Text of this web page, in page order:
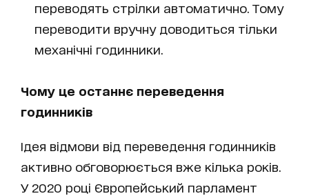
переводять стрілки автоматично. Тому
переводити вручну доводиться тільки
механічні годинники.
Чому це останнє переведення
годинників
Ідея відмови від переведення годинників
активно обговорюється вже кілька років.
У 2020 році Європейський парламент